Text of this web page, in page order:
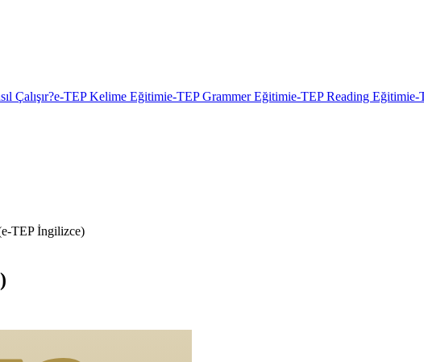
Çalışır?e-TEP Kelime Eğitimie-TEP Grammer Eğitimie-TEP Reading Eğitimie-
TEP İngilizce)